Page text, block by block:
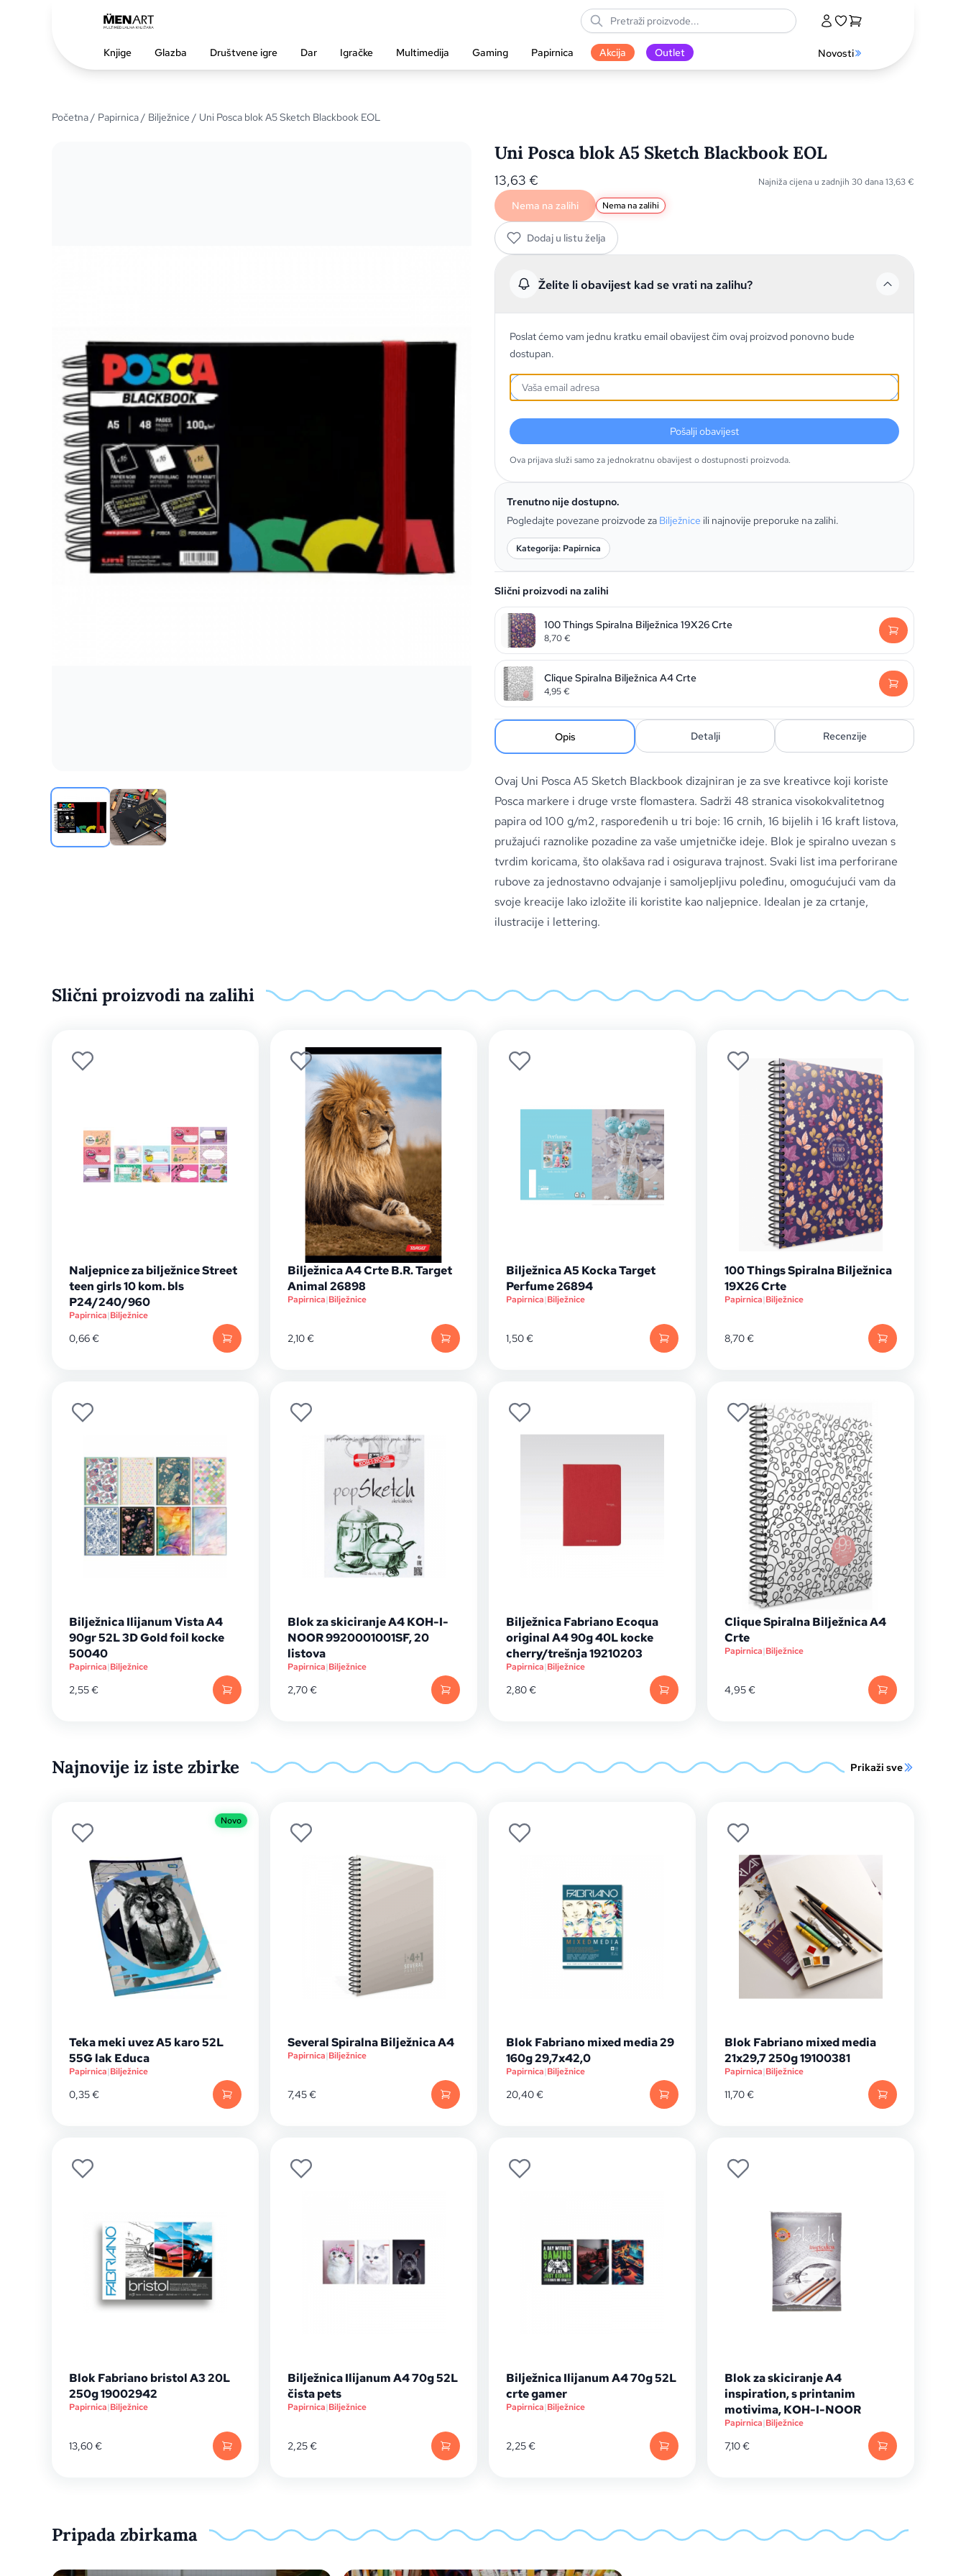
Knjige Glazba Društvene igre Dar Igračke Multimedija Gaming Papirnica Akcija Outlet Novosti
Početna/ Papirnica/ Bilježnice / Uni Posca blok A5 Sketch Blackbook EOL
Uni Posca blok A5 Sketch Blackbook EOL
13,63 € Najniža cijena u zadnjih 30 dana13,63€
Nema na zalihi Nema na zalihi
Dodaj u listu želja
Želite li obavijest kad se vrati na zalihu?
Poslat ćemo vam jednu kratku email obavijest čim ovaj proizvod ponovno bude
dostupan.
Pošalji obavijest
Ova prijava služi samo za jednokratnu obavijest o dostupnosti proizvoda.
Trenutno nije dostupno.
Pogledajte povezane proizvode za Bilježnice ili najnovije preporuke na zalihi.
Kategorija: Papirnica
Slični proizvodi na zalihi
100 Things Spiralna Bilježnica 19X26 Crte
8,70€
Clique Spiralna Bilježnica A4 Crte
4,95€
Opis Detalji Recenzije
Ovaj Uni Posca A5 Sketch Blackbook dizajniran je za sve kreativce koji koriste
Posca markere i druge vrste flomastera. Sadrži 48 stranica visokokvalitetnog
papira od 100 g/m2, raspoređenih u tri boje: 16 crnih, 16 bijelih i 16 kraft listova,
pružajući raznolike pozadine za vaše umjetničke ideje. Blok je spiralno uvezan s
tvrdim koricama, što olakšava rad i osigurava trajnost. Svaki list ima perforirane
rubove za jednostavno odvajanje i samoljepljivu poleđinu, omogućujući vam da
svoje kreacije lako izložite ili koristite kao naljepnice. Idealan je za crtanje,
ilustracije i lettering.
Slični proizvodi na zalihi
Naljepnice za bilježnice Street
teen girls 10 kom. bls
P24/240/960
Papirnica|Bilježnice
0,66€
Bilježnica A4 Crte B.R. Target
Animal 26898
Papirnica|Bilježnice
2,10€
Bilježnica A5 Kocka Target
Perfume 26894
Papirnica|Bilježnice
1,50€
100 Things Spiralna Bilježnica
19X26 Crte
Papirnica|Bilježnice
8,70€
Bilježnica Ilijanum Vista A4
90gr 52L 3D Gold foil kocke
50040
Papirnica|Bilježnice
2,55€
Blok za skiciranje A4 KOH-I-
NOOR 9920001001SF, 20
listova
Papirnica|Bilježnice
2,70€
Bilježnica Fabriano Ecoqua
original A4 90g 40L kocke
cherry/trešnja 19210203
Papirnica|Bilježnice
2,80€
Clique Spiralna Bilježnica A4
Crte
Papirnica|Bilježnice
4,95€
Najnovije iz iste zbirke Prikaži sve
Novo
Teka meki uvez A5 karo 52L
55G lak Educa
Papirnica|Bilježnice
0,35€
Several Spiralna Bilježnica A4
Papirnica|Bilježnice
7,45€
Blok Fabriano mixed media 29
160g 29,7x42,0
Papirnica|Bilježnice
20,40€
Blok Fabriano mixed media
21x29,7 250g 19100381
Papirnica|Bilježnice
11,70€
Blok Fabriano bristol A3 20L
250g 19002942
Papirnica|Bilježnice
13,60€
Bilježnica Ilijanum A4 70g 52L
čista pets
Papirnica|Bilježnice
2,25€
Bilježnica Ilijanum A4 70g 52L
crte gamer
Papirnica|Bilježnice
2,25€
Blok za skiciranje A4
inspiration, s printanim
motivima, KOH-I-NOOR
Papirnica|Bilježnice
7,10€
Pripada zbirkama